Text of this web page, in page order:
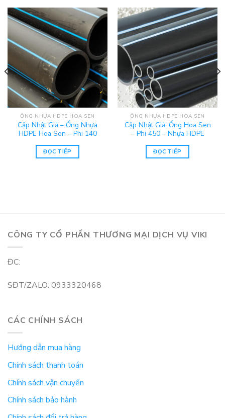
ỐNG NHỰA HDPE HOA SEN
Cập Nhật Giá – Ống Nhựa
HDPE Hoa Sen – Phi 140
ĐỌC TIẾP
ỐNG NHỰA HDPE HOA SEN
Cập Nhật Giá: Ống Hoa Sen
– Phi 450 – Nhựa HDPE
ĐỌC TIẾP
CÔNG TY CỔ PHẦN THƯƠNG MẠI DỊCH VỤ VIKI
ĐC:
SĐT/ZALO: 0933320468
CÁC CHÍNH SÁCH
Hướng dẫn mua hàng
Chính sách thanh toán
Chính sách vận chuyển
Chính sách bảo hành